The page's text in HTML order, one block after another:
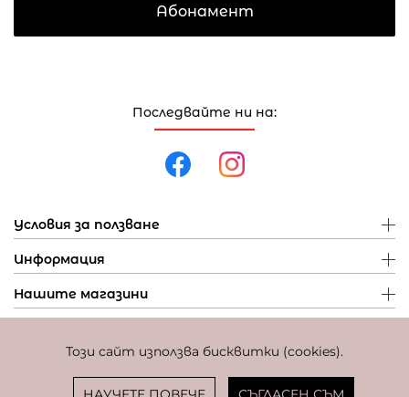
Този сайт използва бисквитки (cookies).
Последвайте ни на:
Условия за ползване
Информация
Нашите магазини
Абонамент
Фиксиран курс за превалутиране: 1 EUR = 1,95583 BGN